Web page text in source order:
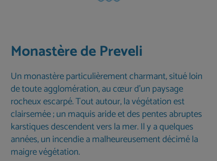
Monastère de Preveli
Un monastère particulièrement charmant, situé loin
de toute agglomération, au cœur d'un paysage
rocheux escarpé. Tout autour, la végétation est
clairsemée ; un maquis aride et des pentes abruptes
karstiques descendent vers la mer. Il y a quelques
années, un incendie a malheureusement décimé la
maigre végétation.